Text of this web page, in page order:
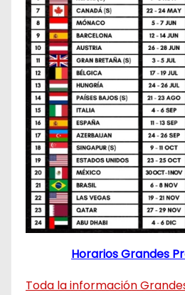
Horarios Grandes
Toda la información